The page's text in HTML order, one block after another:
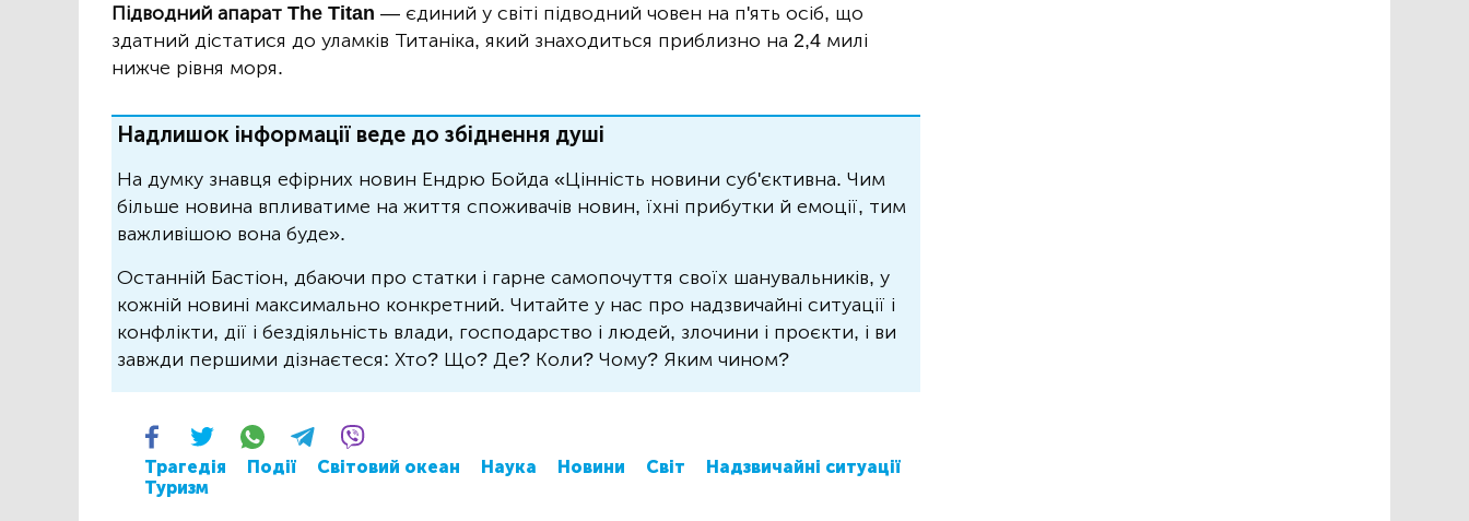
Підводний апарат The Titan — єдиний у світі підводний човен на п'ять осіб, що
здатний дістатися до уламків Титаніка, який знаходиться приблизно на 2,4 милі
нижче рівня моря.
Надлишок інформації веде до збіднення душі
На думку знавця ефірних новин Ендрю Бойда «Цінність новини суб'єктивна. Чим
більше новина впливатиме на життя споживачів новин, їхні прибутки й емоції, тим
важливішою вона буде».
Останній Бастіон, дбаючи про статки і гарне самопочуття своїх шанувальників, у
кожній новині максимально конкретний. Читайте у нас про надзвичайні ситуації і
конфлікти, дії і бездіяльність влади, господарство і людей, злочини і проєкти, і ви
завжди першими дізнаєтеся: Хто? Що? Де? Коли? Чому? Яким чином?
Трагедія Події Світовий океан Наука Новини Світ
Надзвичайні ситуації
Туризм